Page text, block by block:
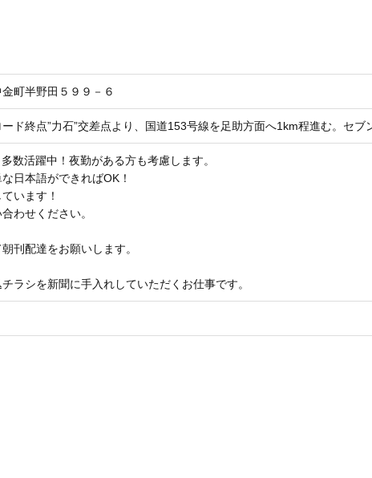
金町半野田５９９－６
ド終点”力石”交差点より、国道153号線を足助方面へ1km程進む。セ
数活躍中！夜勤がある方も考慮します。
日本語ができればOK！
います！
わせください。
刊配達をお願いします。
ラシを新聞に手入れしていただくお仕事です。